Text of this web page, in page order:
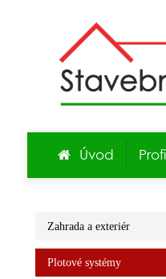
Úvod
Zahrada a exteriér
Plotové systémy